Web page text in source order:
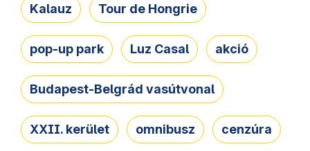
Kalauz Tour de Hongrie
pop-up park Luz Casal akció
Budapest-Belgrád vasútvonal
XXII. kerület omnibusz cenzúra